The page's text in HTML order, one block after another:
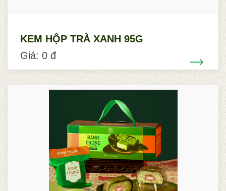
KEM HỘP TRÀ XANH 95G
Giá: 0 đ